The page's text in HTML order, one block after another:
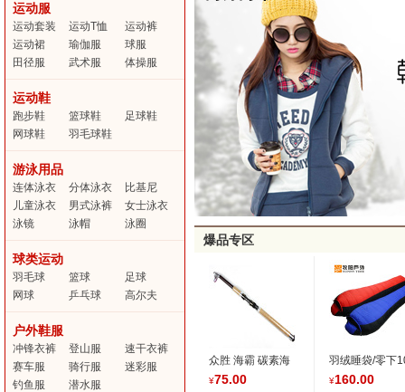
运动服
运动套装 运动T恤
运动裤
运动裙
瑜伽服
球服
田径服
武术服 体操服
运动鞋
跑步鞋 篮球鞋
足球鞋
网球鞋
羽毛球鞋
游泳用品
连体泳衣 分体泳衣
比基尼
儿童泳衣
男式泳裤
女士泳衣
泳镜
泳帽 泳圈
球类运动
羽毛球 篮球
足球
网球
乒乓球 高尔夫
户外鞋服
冲锋衣裤 登山服
速干衣裤
赛车服
骑行服
迷彩服
钓鱼服
潜水服
爆品专区
众胜 海霸 碳素海
竿2.1米 精品优质
¥75.00
羽绒睡袋/零下
度/出口欧
¥160.00